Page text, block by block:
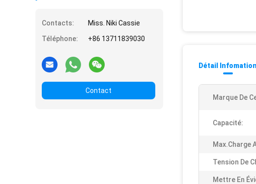
Contacts:
Miss. Niki Cassie
Téléphone:
+86 13711839030
Contact
Détail Infomation
Marque De
Capacité:
Max.charge
Tension De
Mettre En